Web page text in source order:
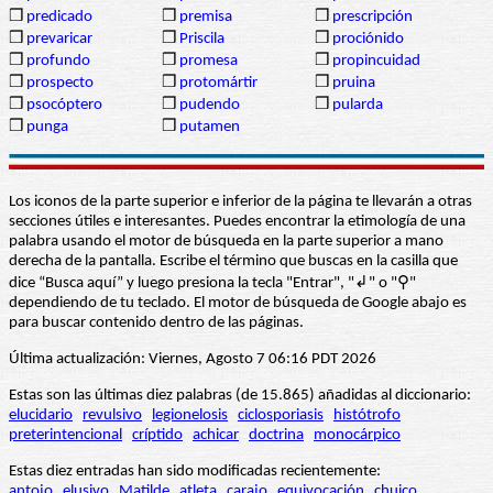
❒ predicado ❒ premisa ❒ prescripción
❒ prevaricar ❒ Priscila ❒ prociónido
❒ profundo ❒ promesa ❒ propincuidad
❒ prospecto ❒ protomártir ❒ pruina
❒ psocóptero ❒ pudendo ❒ pularda
❒ punga ❒ putamen
Los iconos de la parte superior e inferior de la página te llevarán a otras
secciones útiles e interesantes. Puedes encontrar la etimología de una
palabra usando el motor de búsqueda en la parte superior a mano
derecha de la pantalla. Escribe el término que buscas en la casilla que
dice “Busca aquí” y luego presiona la tecla "Entrar", "↲" o "⚲"
dependiendo de tu teclado. El motor de búsqueda de Google abajo es
para buscar contenido dentro de las páginas.
Última actualización: Viernes, Agosto 7 06:16 PDT 2026
Estas son las últimas diez palabras (de 15.865) añadidas al diccionario:
elucidario
revulsivo legionelosis ciclosporiasis
histótrofo
preterintencional críptido achicar doctrina monocárpico
Estas diez entradas han sido modificadas recientemente: